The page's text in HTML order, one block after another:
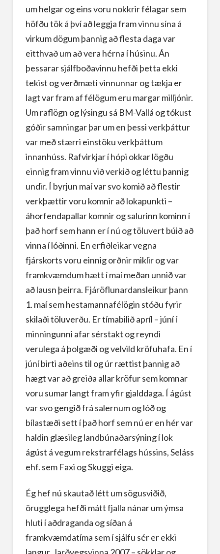
um helgar og eins voru nokkrir félagar sem
höfðu tök á því að leggja fram vinnu sína á
virkum dögum þannig að flesta daga var
eitthvað um að vera hérna í húsinu. Án
þessarar sjálfboðavinnu hefði þetta ekki
tekist og verðmæti vinnunnar og tækja er
lagt var fram af félögum eru margar milljónir.
Um raflögn og lýsingu sá BM-Vallá og tókust
góðir samningar þar um en þessi verkþáttur
var með stærri einstöku verkþáttum
innanhúss. Rafvirkjar í hópi okkar lögðu
einnig fram vinnu við verkið og léttu þannig
undir. Í byrjun maí var svo komið að flestir
verkþættir voru komnir að lokapunkti –
áhorfendapallar komnir og salurinn kominn í
það horf sem hann er í nú og töluvert búið að
vinna í lóðinni. En erfiðleikar vegna
fjárskorts voru einnig orðnir miklir og var
framkvæmdum hætt í maí meðan unnið var
að lausn þeirra. Fjáröflunardansleikur þann
1. maí sem hestamannafélögin stóðu fyrir
skilaði töluverðu. Er tímabilið apríl – júní í
minningunni afar sérstakt og reyndi
verulega á þolgæði og velvild kröfuhafa. En í
júní birti aðeins til og úr rættist þannig að
hægt var að greiða allar kröfur sem komnar
voru sumar langt fram yfir gjalddaga. Í ágúst
var svo gengið frá salernum og lóð og
bílastæði sett í það horf sem nú er en hér var
haldin glæsileg landbúnaðarsýning í lok
ágúst á vegum rekstrarfélags hússins, Seláss
ehf. sem Faxi og Skuggi eiga.
Ég hef nú skautað létt um sögusviðið,
örugglega hefði mátt fjalla nánar um ýmsa
hluti í aðdraganda og síðan á
framkvæmdatíma sem í sjálfu sér er ekki